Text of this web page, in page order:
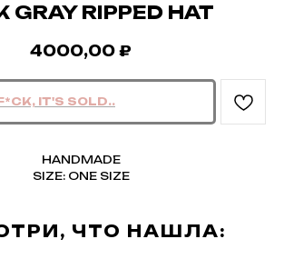
GRAY RIPPED HAT
4000,00 ₽
HANDMADE
SIZE: ONE SIZE
ЧТО НАШЛА: